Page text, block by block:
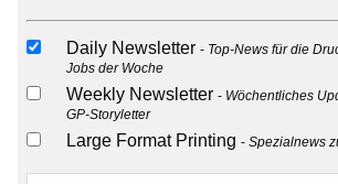
Daily Newsletter
Top-News für die
Jobs der Woche
Weekly Newsletter
Wöchentliches
GP-Storyletter
Large Format Printing Spezialnews